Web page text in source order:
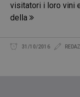
visitatori i loro vini
della
31/10/2016